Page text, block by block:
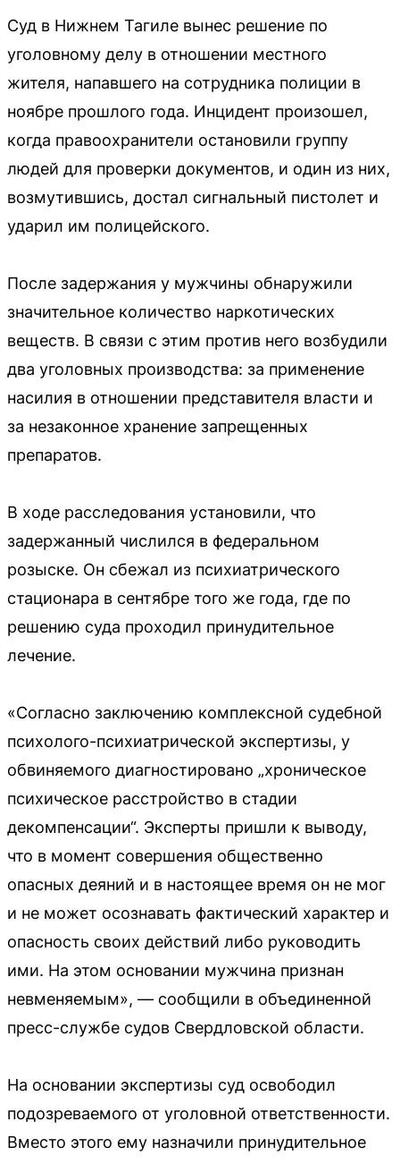
Суд в Нижнем Тагиле вынес решение по
уголовному делу в отношении местного
жителя, напавшего на сотрудника полиции в
ноябре прошлого года. Инцидент произошел,
когда правоохранители остановили группу
людей для проверки документов, и один из них,
возмутившись, достал сигнальный пистолет и
ударил им полицейского.
После задержания у мужчины обнаружили
значительное количество наркотических
веществ. В связи с этим против него возбудили
два уголовных производства: за применение
насилия в отношении представителя власти и
за незаконное хранение запрещенных
препаратов.
В ходе расследования установили, что
задержанный числился в федеральном
розыске. Он сбежал из психиатрического
стационара в сентябре того же года, где по
решению суда проходил принудительное
лечение.
«Согласно заключению комплексной судебной
психолого-психиатрической экспертизы, у
обвиняемого диагностировано „хроническое
психическое расстройство в стадии
декомпенсации“. Эксперты пришли к выводу,
что в момент совершения общественно
опасных деяний и в настоящее время он не мог
и не может осознавать фактический характер и
опасность своих действий либо руководить
ими. На этом основании мужчина признан
невменяемым», — сообщили в объединенной
пресс-службе судов Свердловской области.
На основании экспертизы суд освободил
подозреваемого от уголовной ответственности.
Вместо этого ему назначили принудительное